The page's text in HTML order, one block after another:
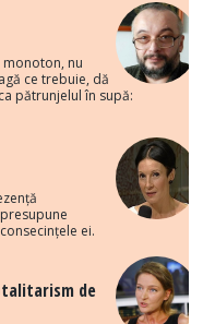
nu
ce trebuie, dă
pătrunjelul în supă:
ei.
de